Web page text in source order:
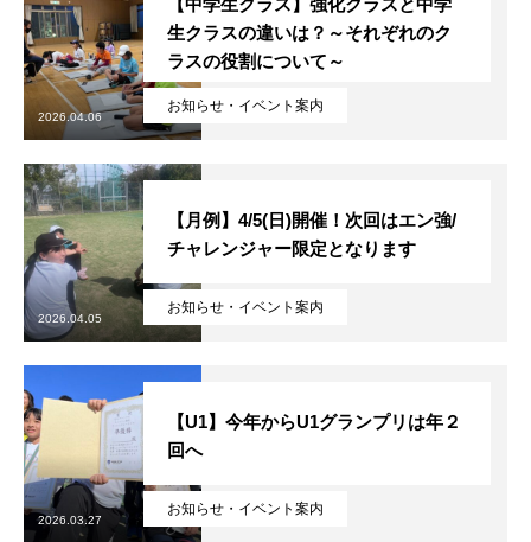
お知らせ・イベント案内
生クラスの違いは？～それぞれのク
ラスの役割について～
2026.04.06
お知らせ・イベント案内
【月例】4/5(日)開催！次回はエン強/
チャレンジャー限定となります
2026.04.05
お知らせ・イベント案内
【U1】今年からU1グランプリは年２
回へ
2026.03.27